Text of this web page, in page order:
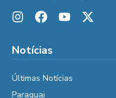
Notícias
Últimas Notícias
Paraguai